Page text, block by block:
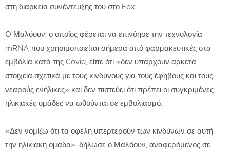
στη διαρκεια συνέντευξής του στο Fox.
Ο Μαλόουν, ο οποίος φέρεται να επινόησε την τεχνολογία
mRNA που χρησιμοποιείται σήμερα από φαρμακευτικές στα
εμβόλια κατά της Covid, είπε ότι «δεν υπάρχουν αρκετά
στοιχεία σχετικά με τους κινδύνους για τους έφηβους και τους
νεαρούς ενήλικες» και δεν πιστεύει ότι πρέπει οι συγκριμένες
ηλικιακές ομάδες να ωθούνται σε εμβολιασμό.
«Δεν νομίζω ότι τα οφέλη υπερτερούν των κινδύνων σε αυτή
την ηλικιακή ομάδα», δήλωσε ο Μαλόουν, αναφερόμενος σε